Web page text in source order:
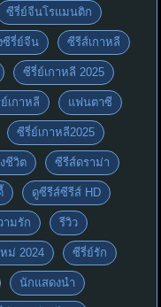
ซีรี่ย์จีนโรแมนติก
ซีรี่ย์จีน ซีรีส์เกาหลี
ซีรี่ย์เกาหลี 2025
เกาหลี แฟนตาซี
ซีรี่ย์เกาหลี2025
ชีวิต ซีรีส์ดราม่า
ดูซีรีส์ซีรีส์ HD
ามรัก รีวิว
ม่ 2024 ซีรี่ย์รัก
นักแสดงนำ